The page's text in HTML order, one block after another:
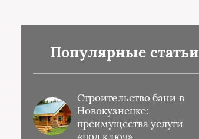
Популярные статьи
Строительство бани в
Новокузнецке:
преимущества услуги